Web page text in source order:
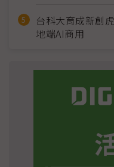
台科大育成新創
地端AI商用